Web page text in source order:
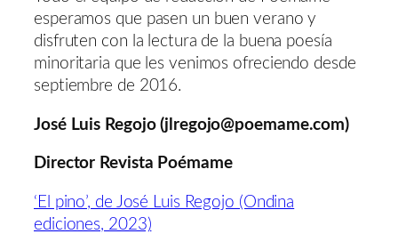
esperamos que pasen un buen verano y
disfruten con la lectura de la buena poesía
minoritaria que les venimos ofreciendo desde
septiembre de 2016.
José Luis Regojo (jlregojo@poemame.com)
Director Revista Poémame
‘El pino’, de José Luis Regojo (Ondina
ediciones, 2023)